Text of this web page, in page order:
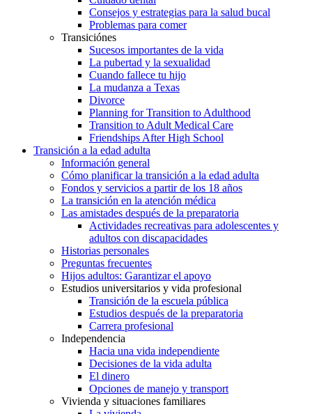
Consejos y estrategias para la salud bucal
Problemas para comer
Transiciónes
Sucesos importantes de la vida
La pubertad y la sexualidad
Cuando fallece tu hijo
La mudanza a Texas
Divorce
Planning for Transition to Adulthood
Transition to Adult Medical Care
Friendships After High School
Transición a la edad adulta
Información general
Cómo planificar la transición a la edad adulta
Fondos y servicios a partir de los 18 años
La transición en la atención médica
Las amistades después de la preparatoria
Actividades recreativas para adolescentes y
adultos con discapacidades
Historias personales
Preguntas frecuentes
Hijos adultos: Garantizar el apoyo
Estudios universitarios y vida profesional
Transición de la escuela pública
Estudios después de la preparatoria
Carrera profesional
Independencia
Hacia una vida independiente
Decisiones de la vida adulta
El dinero
Opciones de manejo y transport
Vivienda y situaciones familiares